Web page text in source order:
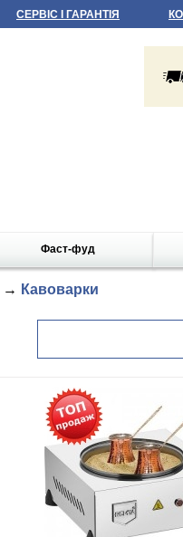
СЕРВІС І ГАРАНТІЯ
Фаст-фуд
→ Кавоварки